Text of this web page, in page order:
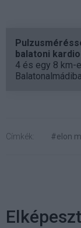
balatoni
4 és egy 8 km-
Címkék: #elon